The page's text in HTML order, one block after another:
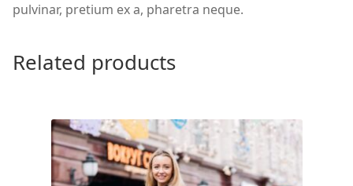
pulvinar, pretium ex a, pharetra neque.
Related products